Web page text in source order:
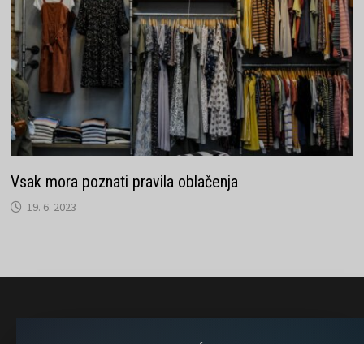
Vsak mora poznati pravila oblačenja
19. 6. 2023